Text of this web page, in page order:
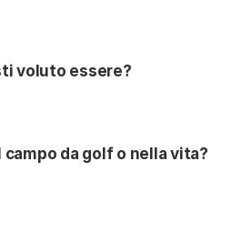
voluto essere?
campo da golf o nella vita?